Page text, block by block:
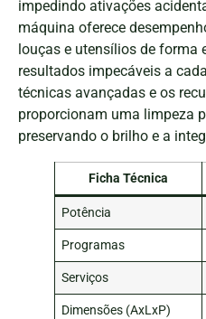
impedindo ativações
máquina oferece
louças e utensílios de forma
resultados impecáveis a
técnicas avançadas e os
proporcionam uma limpeza
preservando o brilho e a
Ficha Técnica
Potência
Programas
Serviços
Dimensões (AxLxP)